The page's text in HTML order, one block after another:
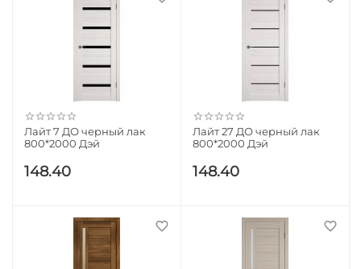
Лайт 7 ДО черный лак
800*2000 Дэй
148.40
Лайт 27 ДО черный лак
800*2000 Дэй
148.40